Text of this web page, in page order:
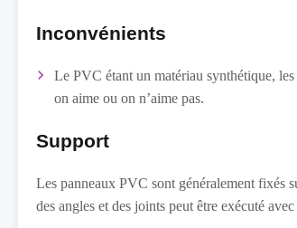
Inconvénients
Le PVC étant un matériau synthétique,
on aime ou on n’aime pas.
Support
Les panneaux PVC sont généralement fixés
des angles et des joints peut être exécuté